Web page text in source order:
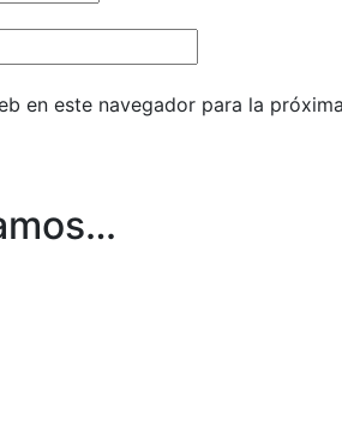
en este navegador para la